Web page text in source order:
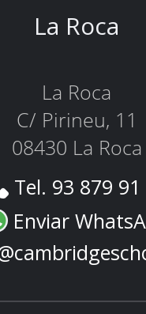
La Roca
La Roca
C/ Pirineu, 11
08430 La Roca
Tel. 93 879
Enviar